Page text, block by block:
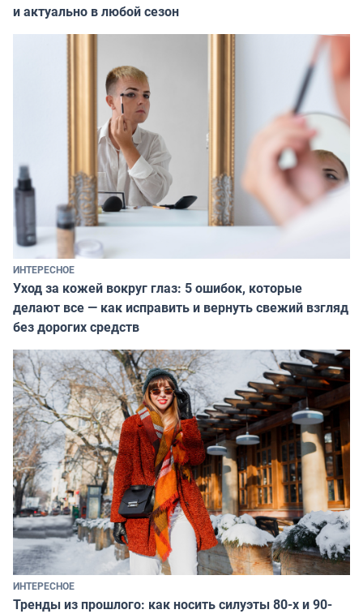
и актуально в любой сезон
ИНТЕРЕСНОЕ
Уход за кожей вокруг глаз: 5 ошибок, которые
делают все — как исправить и вернуть свежий взгляд
без дорогих средств
ИНТЕРЕСНОЕ
Тренды из прошлого: как носить силуэты 80-х и 90-